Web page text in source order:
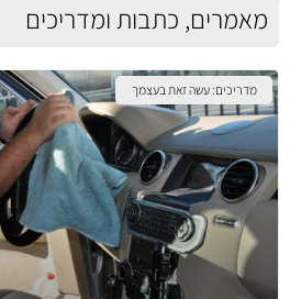
מאמרים, כתבות ומדריכים
מדריכים: עשה זאת בעצמך